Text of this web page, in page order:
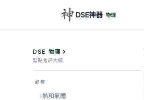
DSE神器 物理
DSE 物理
緊貼考評大綱
必修
I 熱和氣體